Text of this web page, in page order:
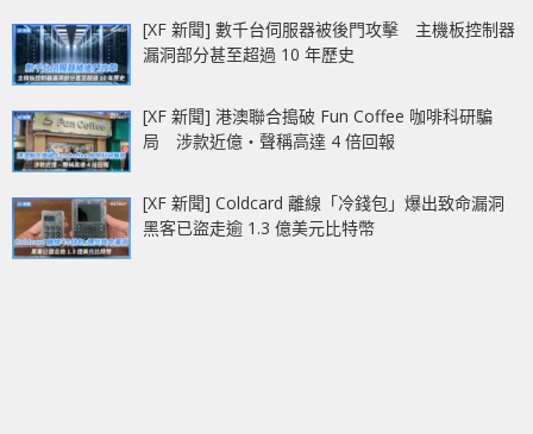
[XF 新聞] 數千台伺服器被後門攻擊 主機板控制器
漏洞部分甚至超過 10 年歷史
[XF 新聞] 港澳聯合搗破 Fun Coffee 咖啡科研騙
局 涉款近億‧聲稱高達 4 倍回報
[XF 新聞] Coldcard 離線「冷錢包」爆出致命漏洞
黑客已盜走逾 1.3 億美元比特幣